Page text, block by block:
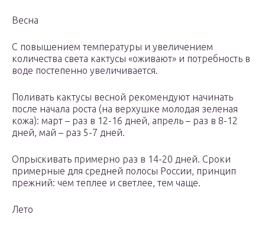
Весна
С повышением температуры и увеличением
количества света кактусы «оживают» и потребность в
воде постепенно увеличивается.
Поливать кактусы весной рекомендуют начинать
после начала роста (на верхушке молодая зеленая
кожа): март – раз в 12-16 дней, апрель – раз в 8-12
дней, май – раз 5-7 дней.
Опрыскивать примерно раз в 14-20 дней. Сроки
примерные для средней полосы России, принцип
прежний: чем теплее и светлее, тем чаще.
Лето